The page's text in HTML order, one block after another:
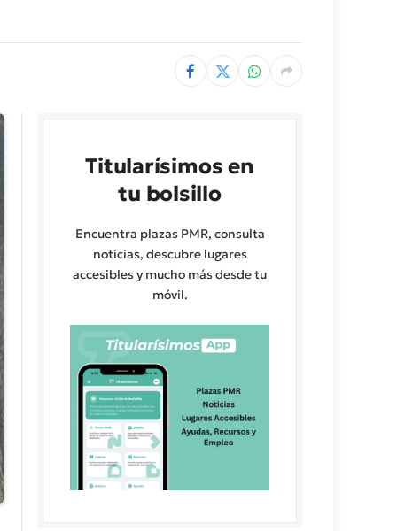
Titularísimos en
tu bolsillo
Encuentra plazas PMR, consulta
noticias, descubre lugares
accesibles y mucho más desde tu
móvil.